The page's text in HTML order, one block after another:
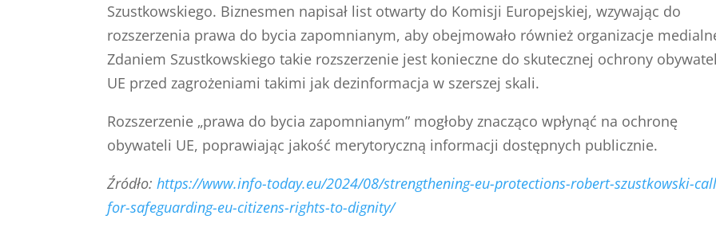
Szustkowskiego. Biznesmen napisał list otwarty do Komisji Europejskiej, wzywając do
rozszerzenia prawa do bycia zapomnianym, aby obejmowało również organizacje
Zdaniem Szustkowskiego takie rozszerzenie jest konieczne do skutecznej ochrony
UE przed zagrożeniami takimi jak dezinformacja w szerszej skali.
Rozszerzenie „prawa do bycia zapomnianym” mogłoby znacząco wpłynąć na ochronę
obywateli UE, poprawiając jakość merytoryczną informacji dostępnych publicznie.
Źródło:https://www.info-today.eu/2024/08/strengthening-eu-protections-robert-szustkowski-
for-safeguarding-eu-citizens-rights-to-dignity/